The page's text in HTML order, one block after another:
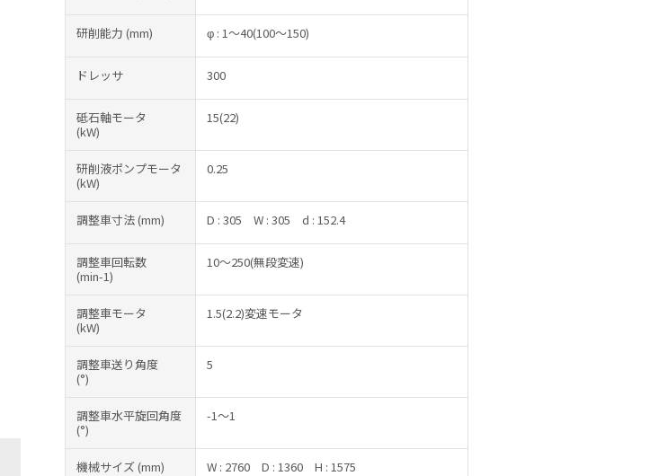
研削能力 (mm) φ : 1～40(100～150)
ドレッサ 300
砥石軸モータ
(kW)
15(22)
研削液ポンプモータ
(kW)
0.25
調整車寸法(mm) D : 305 W : 305 d : 152.4
調整車回転数
(min-1)
10～250(無段変速)
調整車モータ
(kW)
1.5(2.2)変速モータ
調整車送り角度
(°)
5
調整車水平旋回角度
(°)
-1～1
機械サイズ(mm) W : 2760 D : 1360 H : 1575